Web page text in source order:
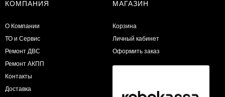
КОМПАНИЯ
О Компании
ТО и Сервис
​Ремонт ДВС
Ремонт АКПП
Контакты
Доставка
МАГАЗИН
Корзина
Личный кабинет
Оформить заказ